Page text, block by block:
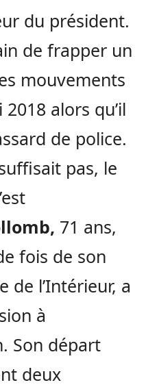
du président.
de frapper un
mouvements
alors qu’il
de police.
pas, le
71 ans,
fois de son
de l’Intérieur, a
à
Son départ
deux